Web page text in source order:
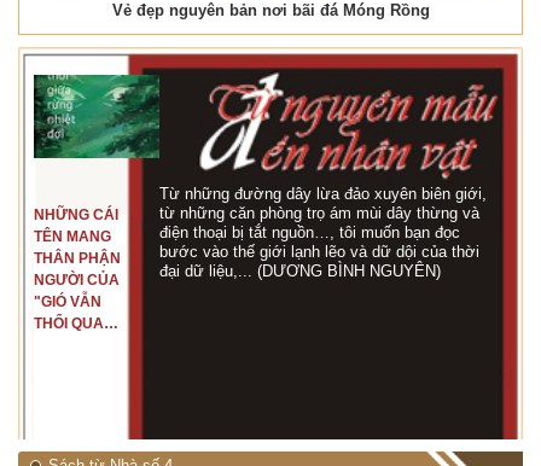
Vẻ đẹp nguyên bản nơi bãi đá Móng Rồng
NHỮNG CÁI
TÊN MANG
THÂN PHẬN
NGƯỜI CỦA
"GIÓ VẪN
THỔI QUA
Từ những đường dây lừa đảo xuyên biên giới,
từ những căn phòng trọ ám mùi dây thừng và
điện thoại bị tắt nguồn…, tôi muốn bạn đọc
bước vào thế giới lạnh lẽo và dữ dội của thời
đại dữ liệu,... (DƯƠNG BÌNH NGUYÊN)